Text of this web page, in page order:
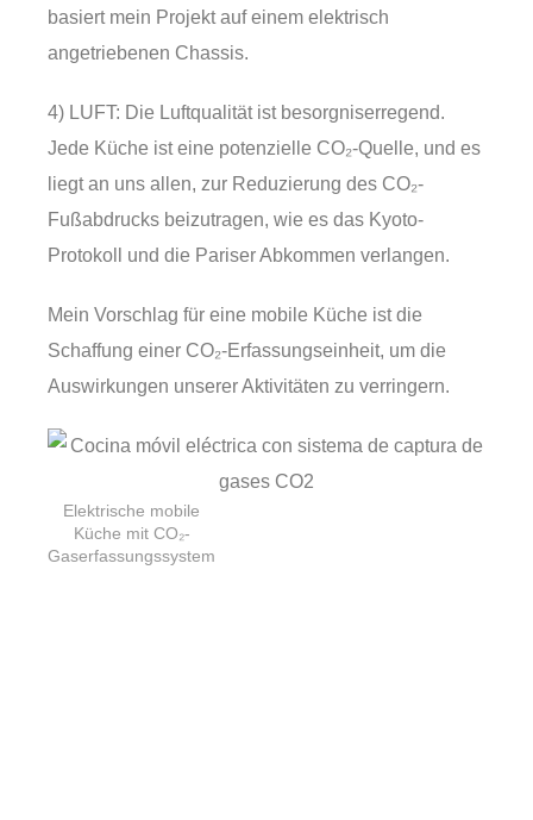
basiert mein Projekt auf einem elektrisch
angetriebenen Chassis.
4) LUFT: Die Luftqualität ist besorgniserregend.
Jede Küche ist eine potenzielle CO₂-Quelle, und es
liegt an uns allen, zur Reduzierung des CO₂-
Fußabdrucks beizutragen, wie es das Kyoto-
Protokoll und die Pariser Abkommen verlangen.
Mein Vorschlag für eine mobile Küche ist die
Schaffung einer CO₂-Erfassungseinheit, um die
Auswirkungen unserer Aktivitäten zu verringern.
Elektrische mobile
Küche mit CO₂-
Gaserfassungssystem